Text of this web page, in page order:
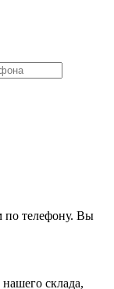
по телефону. Вы
склада,